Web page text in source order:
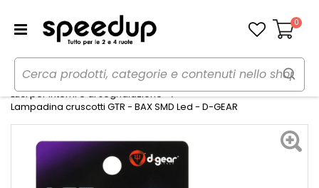
Carrello
0
Home Auto
Illuminazione
Luci per interni e di segnalazione
Lampadina cruscotti GTR - BAX SMD Led - D-GEAR